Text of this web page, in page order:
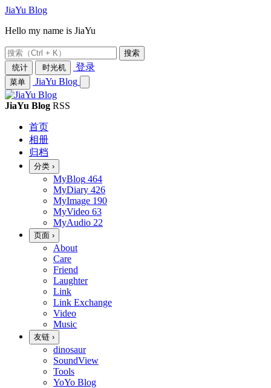
JiaYu Blog
Hello my name is JiaYu
搜索
统计
时光机 登录
菜单 JiaYu Blog
JiaYu Blog RSS
首页
相册
归档
分类 ›
MyBlog 464
MyDiary 426
MyImage 190
MyVideo 63
MyAudio 22
页面 ›
About
Care
Friend
Laughter
Link
Link Exchange
Video
Music
友链 ›
dinosaur
SoundView
Tools
YoYo Blog